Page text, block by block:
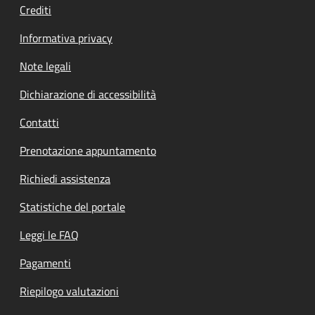
Crediti
Informativa privacy
Note legali
Dichiarazione di accessibilità
Contatti
Prenotazione appuntamento
Richiedi assistenza
Statistiche del portale
Leggi le FAQ
Pagamenti
Riepilogo valutazioni